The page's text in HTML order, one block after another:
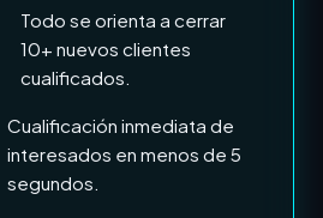
Todo se orienta a cerrar
10+ nuevos clientes
cualificados.
Cualificación inmediata de
interesados en menos de 5
segundos.